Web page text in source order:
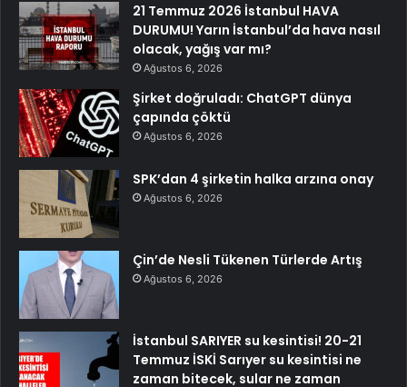
21 Temmuz 2026 İstanbul HAVA
DURUMU! Yarın İstanbul’da hava nasıl
olacak, yağış var mı?
Ağustos 6, 2026
Şirket doğruladı: ChatGPT dünya
çapında çöktü
Ağustos 6, 2026
SPK’dan 4 şirketin halka arzına onay
Ağustos 6, 2026
Çin’de Nesli Tükenen Türlerde Artış
Ağustos 6, 2026
İstanbul SARIYER su kesintisi! 20-21
Temmuz İSKİ Sarıyer su kesintisi ne
zaman bitecek, sular ne zaman